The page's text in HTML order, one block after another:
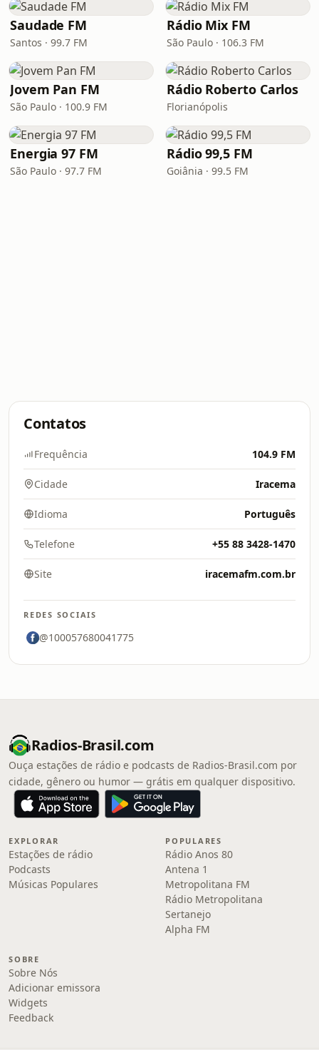
Saudade FM
Santos · 99.7 FM
Rádio Mix FM
São Paulo · 106.3 FM
Jovem Pan FM
São Paulo · 100.9 FM
Rádio Roberto Carlos
Florianópolis
Energia 97 FM
São Paulo · 97.7 FM
Rádio 99,5 FM
Goiânia · 99.5 FM
Contatos
Frequência 104.9 FM
Cidade Iracema
Idioma Português
Telefone +55 88 3428-1470
Site iracemafm.com.br
REDES SOCIAIS
@100057680041775
Radios-Brasil.com
Ouça estações de rádio e podcasts de Radios-Brasil.com por
cidade, gênero ou humor — grátis em qualquer dispositivo.
EXPLORAR
Estações de rádio
Podcasts
Músicas Populares
POPULARES
Rádio Anos 80
Antena 1
Metropolitana FM
Rádio Metropolitana
Sertanejo
Alpha FM
SOBRE
Sobre Nós
Adicionar emissora
Widgets
Feedback